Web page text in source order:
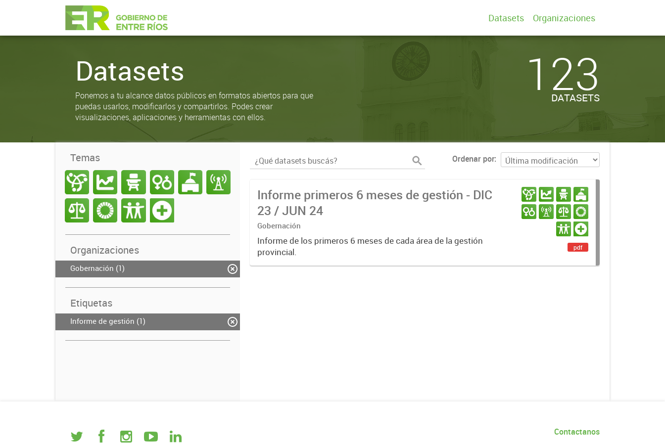
Datasets Organizaciones
Datasets
Ponemos a tu alcance datos públicos en formatos abiertos para que
puedas usarlos, modificarlos y compartirlos. Podes crear
visualizaciones, aplicaciones y herramientas con ellos.
123
DATASETS
Temas
Organizaciones
Gobernación (1)
Etiquetas
Informe de gestión (1)
Ordenar por
Informe primeros 6 meses de gestión - DIC
23 / JUN 24
Gobernación
Informe de los primeros 6 meses de cada área de la gestión
provincial.
pdf
Contactanos